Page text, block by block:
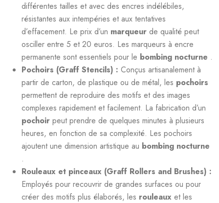
différentes tailles et avec des encres indélébiles,
résistantes aux intempéries et aux tentatives
d’effacement. Le prix d’un marqueur de qualité peut
osciller entre 5 et 20 euros. Les marqueurs à encre
permanente sont essentiels pour le bombing nocturne .
Pochoirs (Graff Stencils) : Conçus artisanalement à
partir de carton, de plastique ou de métal, les pochoirs
permettent de reproduire des motifs et des images
complexes rapidement et facilement. La fabrication d’un
pochoir peut prendre de quelques minutes à plusieurs
heures, en fonction de sa complexité. Les pochoirs
ajoutent une dimension artistique au bombing nocturne
.
Rouleaux et pinceaux (Graff Rollers and Brushes) :
Employés pour recouvrir de grandes surfaces ou pour
créer des motifs plus élaborés, les rouleaux et les